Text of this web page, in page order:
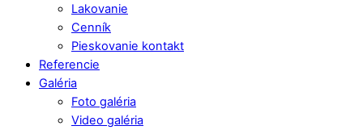
Lakovanie
Cenník
Pieskovanie kontakt
Referencie
Galéria
Foto galéria
Video galéria